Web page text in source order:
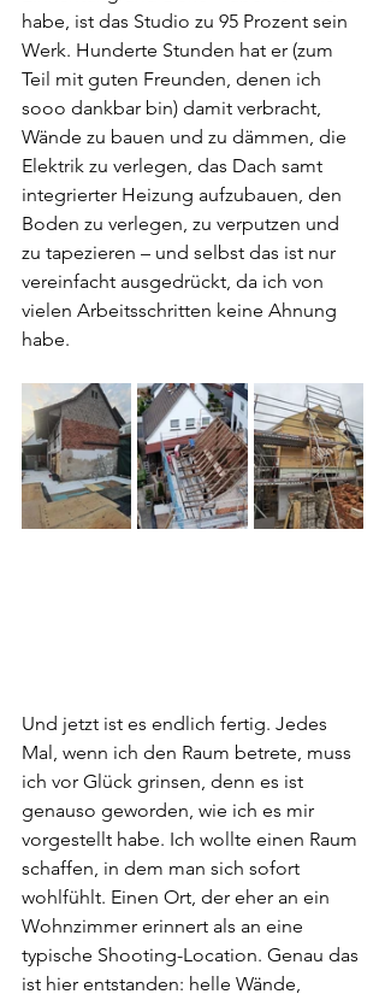
habe, ist das Studio zu 95 Prozent sein
Werk. Hunderte Stunden hat er (zum
Teil mit guten Freunden, denen ich
sooo dankbar bin) damit verbracht,
Wände zu bauen und zu dämmen, die
Elektrik zu verlegen, das Dach samt
integrierter Heizung aufzubauen, den
Boden zu verlegen, zu verputzen und
zu tapezieren – und selbst das ist nur
vereinfacht ausgedrückt, da ich von
vielen Arbeitsschritten keine Ahnung
habe.
Und jetzt ist es endlich fertig. Jedes
Mal, wenn ich den Raum betrete, muss
ich vor Glück grinsen, denn es ist
genauso geworden, wie ich es mir
vorgestellt habe. Ich wollte einen Raum
schaffen, in dem man sich sofort
wohlfühlt. Einen Ort, der eher an ein
Wohnzimmer erinnert als an eine
typische Shooting-Location. Genau das
ist hier entstanden: helle Wände,